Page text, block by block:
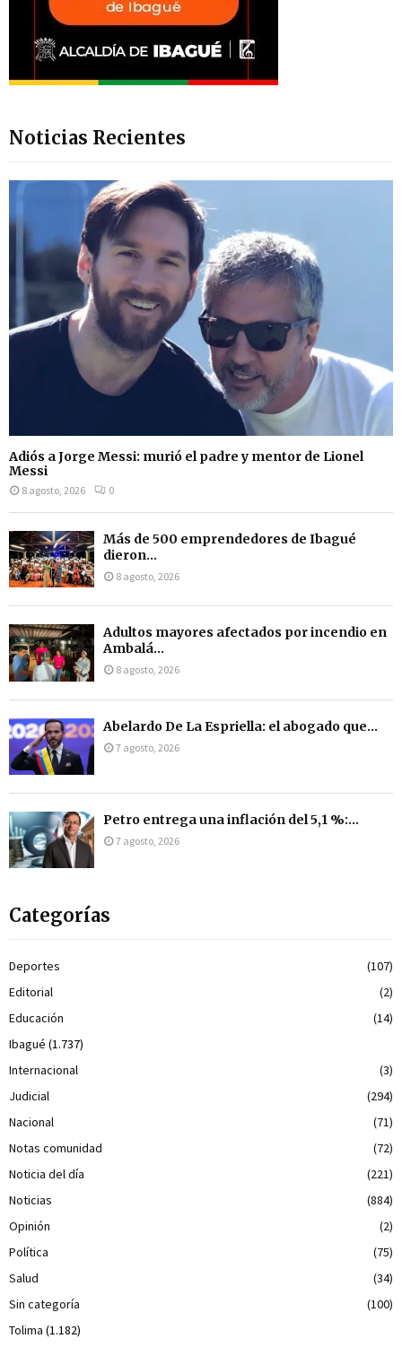
Noticias Recientes
Adiós a Jorge Messi: murió el padre y mentor de Lionel
Messi
8 agosto, 2026 0
Más de 500 emprendedores de Ibagué
dieron...
8 agosto, 2026
Adultos mayores afectados por incendio en
Ambalá...
8 agosto, 2026
Abelardo De La Espriella: el abogado que...
7 agosto, 2026
Petro entrega una inflación del 5,1 %:...
7 agosto, 2026
Categorías
Deportes
(107)
Editorial
(2)
Educación
(14)
Ibagué (1.737)
Internacional
(3)
Judicial
(294)
Nacional
(71)
Notas comunidad
(72)
Noticia del día
(221)
Noticias
(884)
Opinión
(2)
Política
(75)
Salud
(34)
Sin categoría
(100)
Tolima (1.182)